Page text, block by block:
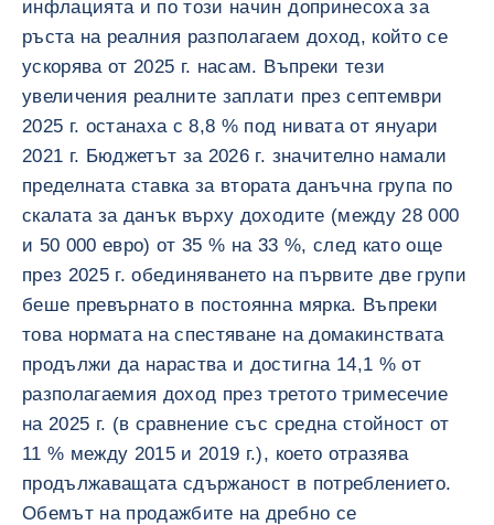
инфлацията и по този начин допринесоха за
ръста на реалния разполагаем доход, който се
ускорява от 2025 г. насам. Въпреки тези
увеличения реалните заплати през септември
2025 г. останаха с 8,8 % под нивата от януари
2021 г. Бюджетът за 2026 г. значително намали
пределната ставка за втората данъчна група по
скалата за данък върху доходите (между 28 000
и 50 000 евро) от 35 % на 33 %, след като още
през 2025 г. обединяването на първите две групи
беше превърнато в постоянна мярка. Въпреки
това нормата на спестяване на домакинствата
продължи да нараства и достигна 14,1 % от
разполагаемия доход през третото тримесечие
на 2025 г. (в сравнение със средна стойност от
11 % между 2015 и 2019 г.), което отразява
продължаващата сдържаност в потреблението.
Обемът на продажбите на дребно се